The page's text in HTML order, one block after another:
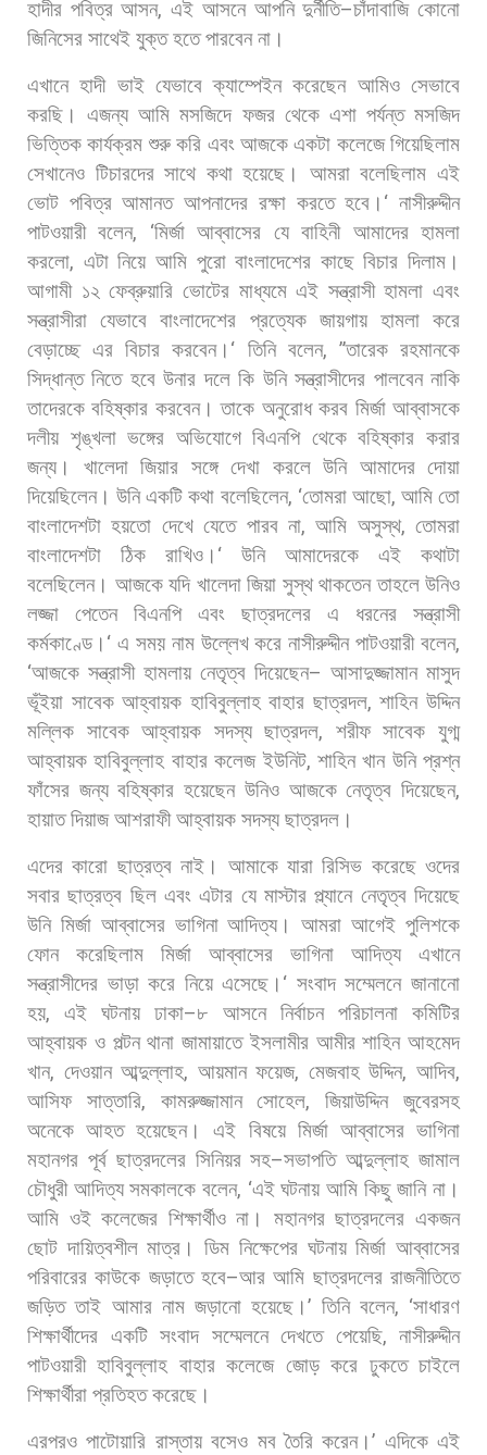
হাদীর পবিত্র আসন,এই আসনে আপনি দুর্নীতি–চাঁদাবাজি কোনো
জিনিসের সাথেই যুক্ত হতে পারবেন না।
এখানে হাদী ভাই যেভাবে ক্যাম্পেইন করেছেন আমিও সেভাবে
করছি।
এজন্য আমি মসজিদে ফজর থেকে এশা পর্যন্ত মসজিদ
ভিত্তিক কার্যক্রম শুরু করি এবং আজকে একটা কলেজে গিয়েছিলাম
সেখানেও টিচারদের সাথে কথা হয়েছে। আমরা বলেছিলাম এই
ভোট পবিত্র আমানত আপনাদের রক্ষা করতে হবে। ‘নাসীরুদ্দীন
পাটওয়ারী বলেন, ‘মির্জা আব্বাসের যে বাহিনী আমাদের হামলা
করলো, এটা নিয়ে আমি পুরো বাংলাদেশের কাছে বিচার দিলাম।
আগামী ১২ ফেব্রুয়ারি ভোটের মাধ্যমে এই সন্ত্রাসী হামলা এবং
সন্ত্রাসীরা যেভাবে বাংলাদেশের প্রত্যেক জায়গায় হামলা করে
বেড়াচ্ছে এর বিচার করবেন। ‘ তিনি বলেন, ”তারেক রহমানকে
সিদ্ধান্ত নিতে হবে উনার দলে কি উনি সন্ত্রাসীদের পালবেন নাকি
তাদেরকে বহিষ্কার করবেন। তাকে অনুরোধ করব মির্জা আব্বাসকে
দলীয় শৃঙ্খলা ভঙ্গের অভিযোগে বিএনপি থেকে বহিষ্কার করার
জন্য।
খালেদা জিয়ার সঙ্গে দেখা করলে উনি আমাদের দোয়া
দিয়েছিলেন। উনি একটি কথা বলেছিলেন, ‘তোমরা আছো, আমি তো
বাংলাদেশটা হয়তো দেখে যেতে পারব না,আমি অসুস্থ, তোমরা
বাংলাদেশটা
ঠিক রাখিও। ‘ উনি আমাদেরকে এই
কথাটা
বলেছিলেন। আজকে যদি খালেদা জিয়া সুস্থ থাকতেন তাহলে উনিও
লজ্জা
পেতেন বিএনপি এবং ছাত্রদলের এ ধরনের
সন্ত্রাসী
কর্মকাণ্ডে। ‘ এ সময় নাম উল্লেখ করে নাসীরুদ্দীন পাটওয়ারী বলেন,
‘আজকে সন্ত্রাসী হামলায় নেতৃত্ব দিয়েছেন– আসাদুজ্জামান মাসুদ
ভূঁইয়া সাবেক আহ্বায়ক হাবিবুল্লাহ বাহার ছাত্রদল,শাহিন উদ্দিন
মল্লিক সাবেক আহ্বায়ক সদস্য ছাত্রদল, শরীফ সাবেক যুগ্ম
আহ্বায়ক হাবিবুল্লাহ বাহার কলেজ ইউনিট, শাহিন খান উনি প্রশ্ন
ফাঁসের জন্য বহিষ্কার হয়েছেন উনিও আজকে নেতৃত্ব দিয়েছেন,
হায়াত দিয়াজ আশরাফী আহ্বায়ক সদস্য ছাত্রদল।
এদের কারো ছাত্রত্ব নাই। আমাকে যারা রিসিভ করেছে ওদের
সবার ছাত্রত্ব ছিল এবং এটার যে মাস্টার প্ল্যানে নেতৃত্ব দিয়েছে
উনি মির্জা আব্বাসের ভাগিনা আদিত্য। আমরা আগেই পুলিশকে
ফোন
করেছিলাম মির্জা আব্বাসের ভাগিনা আদিত্য
এখানে
সন্ত্রাসীদের ভাড়া করে নিয়ে এসেছে। ‘ সংবাদ সম্মেলনে জানানো
হয়,এই ঘটনায় ঢাকা–৮ আসনে নির্বাচন পরিচালনা
কমিটির
আহ্বায়ক ও পল্টন থানা জামায়াতে ইসলামীর আমীর শাহিন আহমেদ
খান, দেওয়ান আব্দুল্লাহ, আয়মান ফয়েজ, মেজবাহ উদ্দিন,আদিব,
আসিফ সাত্তারি, কামরুজ্জামান সোহেল,জিয়াউদ্দিন
জুবেরসহ
অনেকে আহত হয়েছেন। এই বিষয়ে মির্জা আব্বাসের ভাগিনা
মহানগর পূর্ব ছাত্রদলের সিনিয়র সহ–সভাপতি আব্দুল্লাহ জামাল
চৌধুরী আদিত্য সমকালকে বলেন, ‘এই ঘটনায় আমি কিছু জানি না।
আমি ওই কলেজের শিক্ষার্থীও না। মহানগর ছাত্রদলের একজন
ছোট দায়িত্বশীল মাত্র। ডিম নিক্ষেপের ঘটনায় মির্জা আব্বাসের
পরিবারের কাউকে জড়াতে হবে–আর আমি ছাত্রদলের রাজনীতিতে
জড়িত তাই আমার নাম জড়ানো হয়েছে।’ তিনি বলেন, ‘সাধারণ
শিক্ষার্থীদের একটি সংবাদ সম্মেলনে দেখতে পেয়েছি, নাসীরুদ্দীন
পাটওয়ারী হাবিবুল্লাহ বাহার কলেজে জোড় করে ঢুকতে চাইলে
শিক্ষার্থীরা প্রতিহত করেছে।
এরপরও পাটোয়ারি রাস্তায় বসেও মব তৈরি করেন।’ এদিকে এই